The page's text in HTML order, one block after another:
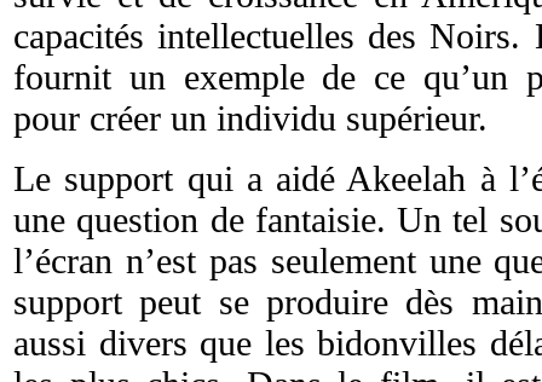
capacités intellectuelles des Noirs.
fournit un exemple de ce qu’un
pour créer un individu supérieur.
Le support qui a aidé Akeelah à
une question de fantaisie. Un tel
l’écran n’est pas seulement une
support peut se produire dès
aussi divers que les bidonvilles